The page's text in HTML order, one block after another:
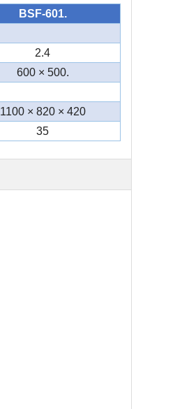
BSF-601.
2.4
600 × 500.
1100 × 820 × 420
35